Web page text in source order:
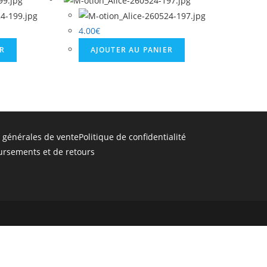
4.00€
AJOUTER AU PANIER
de ventePolitique de confidentialité
et de retours